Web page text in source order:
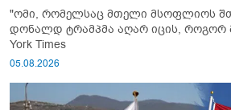
"ომი, რომელსაც მთელი მსოფლიოს
დონალდ ტრამპმა აღარ იცის, როგორ
York Times
05.08.2026